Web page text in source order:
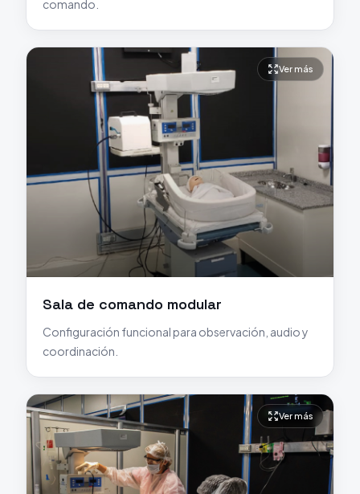
comando.
Ver más
Sala de comando modular
Configuración funcional para observación, audio y
coordinación.
Ver más